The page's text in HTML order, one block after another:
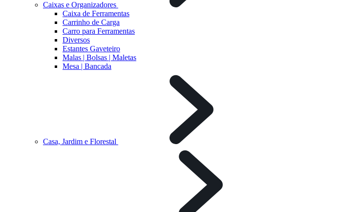
Caixas e Organizadores
Caixa de Ferramentas
Carrinho de Carga
Carro para Ferramentas
Diversos
Estantes Gaveteiro
Malas | Bolsas | Maletas
Mesa | Bancada
Casa, Jardim e Florestal